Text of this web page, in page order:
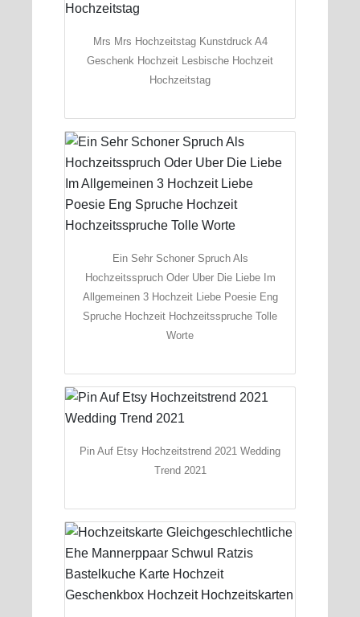
Mrs Mrs Hochzeitstag Kunstdruck A4
Geschenk Hochzeit Lesbische Hochzeit
Hochzeitstag
Ein Sehr Schoner Spruch Als
Hochzeitsspruch Oder Uber Die Liebe Im
Allgemeinen 3 Hochzeit Liebe Poesie Eng
Spruche Hochzeit Hochzeitsspruche Tolle
Worte
Pin Auf Etsy Hochzeitstrend 2021 Wedding
Trend 2021